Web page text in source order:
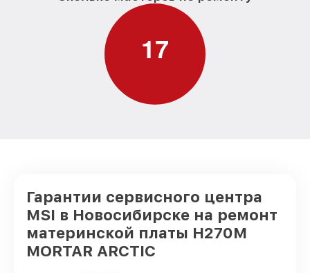
17
Гарантии сервисного центра
MSI в Новосибирске на ремонт
материнской платы H270M
MORTAR ARCTIC